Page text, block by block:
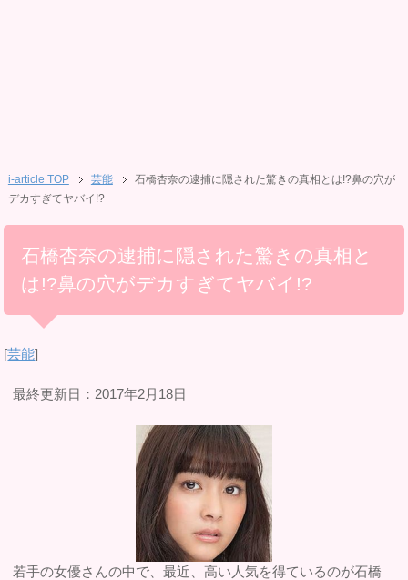
i-article TOP 芸能
石橋杏奈の逮捕に隠された驚きの真相とは!?鼻の穴が
デカすぎてヤバイ!?
石橋杏奈の逮捕に隠された驚きの真相と
は!?鼻の穴がデカすぎてヤバイ!?
[芸能]
最終更新日：2017年2月18日
若手の女優さんの中で、最近、高い人気を得ているのが石橋